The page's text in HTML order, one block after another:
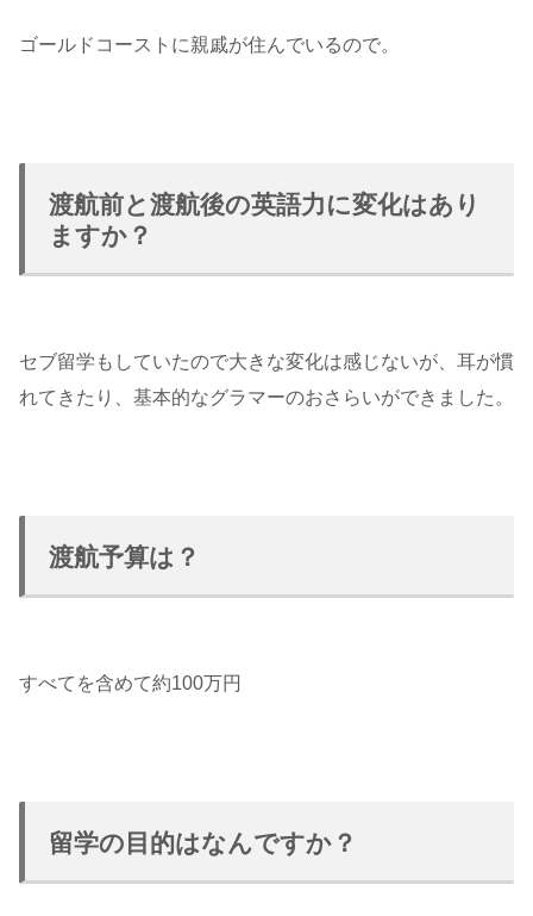
ゴールドコーストに親戚が住んでいるので。
渡航前と渡航後の英語力に変化はあり
ますか？
セブ留学もしていたので大きな変化は感じないが、耳が慣
れてきたり、基本的なグラマーのおさらいができました。
渡航予算は？
すべてを含めて約100万円
留学の目的はなんですか？